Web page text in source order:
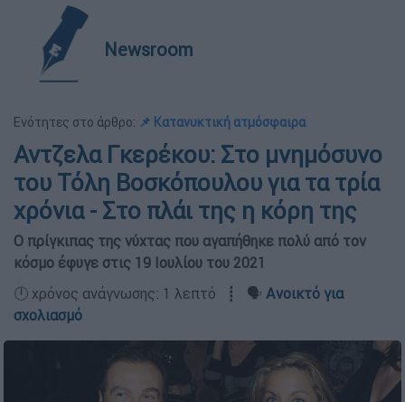
Newsroom
Ενότητες στο άρθρο: 📌 Κατανυκτική ατμόσφαιρα
Αντζελα Γκερέκου: Στο μνημόσυνο
του Τόλη Βοσκόπουλου για τα τρία
χρόνια - Στο πλάι της η κόρη της
Ο πρίγκιπας της νύχτας που αγαπήθηκε πολύ από τον
κόσμο έφυγε στις 19 Ιουλίου του 2021
🕛 χρόνος ανάγνωσης: 1 λεπτό ┋ 🗣️ Ανοικτό για
σχολιασμό